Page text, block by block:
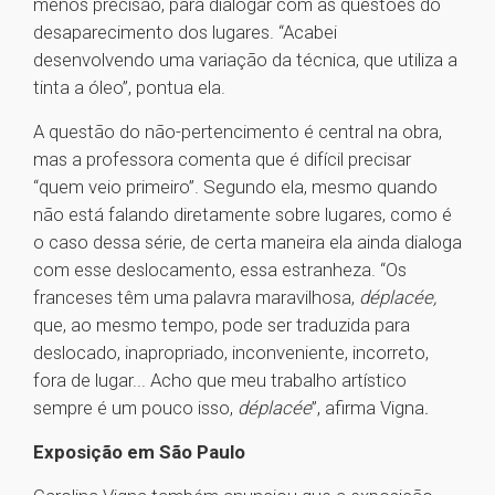
menos precisão, para dialogar com as questões do
desaparecimento dos lugares. “Acabei
desenvolvendo uma variação da técnica, que utiliza a
tinta a óleo”, pontua ela.
A questão do não-pertencimento é central na obra,
mas a professora comenta que é difícil precisar
“quem veio primeiro”. Segundo ela, mesmo quando
não está falando diretamente sobre lugares, como é
o caso dessa série, de certa maneira ela ainda dialoga
com esse deslocamento, essa estranheza. “Os
franceses têm uma palavra maravilhosa, déplacée,
que, ao mesmo tempo, pode ser traduzida para
deslocado, inapropriado, inconveniente, incorreto,
fora de lugar... Acho que meu trabalho artístico
sempre é um pouco isso, déplacée”, afirma Vigna.
Exposição em São Paulo